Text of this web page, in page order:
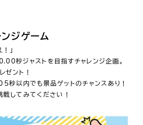
ジゲーム
」
秒ジャストを目指すチャレンジ企画。
ゼント！
秒以内でも景品ゲットのチャンスあり！
戦してみてください！